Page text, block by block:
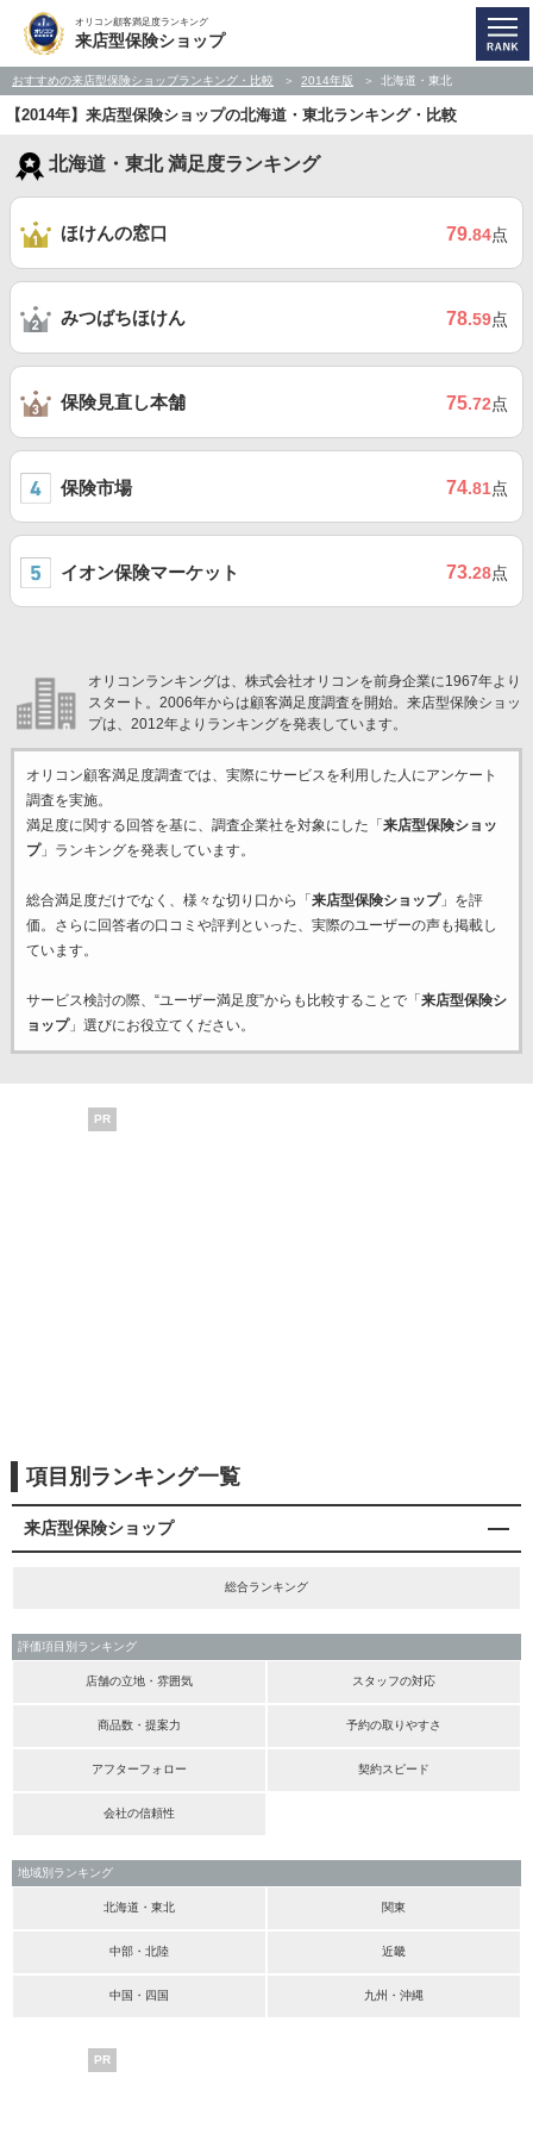
オリコン顧客満足度ランキング
来店型保険ショップ
おすすめの来店型保険ショップランキング・比較 2014年版 北海道・東北
【2014年】来店型保険ショップの北海道・東北ランキング・比較
北海道・東北 満足度ランキング
ほけんの窓口 79.84点
みつばちほけん 78.59点
保険見直し本舗 75.72点
保険市場 74.81点
イオン保険マーケット 73.28点
オリコンランキングは、株式会社オリコンを前身企業に1967年より
スタート。2006年からは顧客満足度調査を開始。来店型保険ショッ
プは、2012年よりランキングを発表しています。
オリコン顧客満足度調査では、実際にサービスを利用した 人にアンケート
調査を実施。
満足度に関する回答を基に、調査企業社を対象にした「 来店型保険ショッ
プ」ランキングを発表しています。
総合満足度だけでなく、様々な切り口から「 来店型保険ショップ」を評
価。さらに回答者の口コミや評判といった、実際のユーザーの声も掲載し
ています。
サービス検討の際、“ユーザー満足度”からも比較することで「 来店型保険シ
ョップ」選びにお役立てください。
PR
項目別ランキング一覧
来店型保険ショップ
総合ランキング
評価項目別ランキング
店舗の立地・雰囲気 スタッフの対応
商品数・提案力 予約の取りやすさ
アフターフォロー 契約スピード
会社の信頼性
地域別ランキング
北海道・東北 関東
中部・北陸 近畿
中国・四国 九州・沖縄
PR